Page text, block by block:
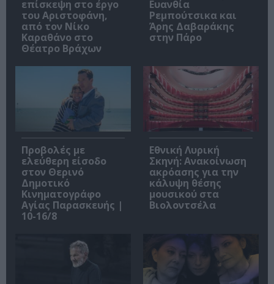
επίσκεψη στο έργο
του Αριστοφάνη,
από τον Νίκο
Καραθάνο στο
Θέατρο Βράχων
Ευανθία
Ρεμπούτσικα και
Άρης Δαβαράκης
στην Πάρο
Προβολές με
ελεύθερη είσοδο
στον Θερινό
Δημοτικό
Κινηματογράφο
Αγίας Παρασκευής |
10-16/8
Εθνική Λυρική
Σκηνή: Ανακοίνωση
ακρόασης για την
κάλυψη θέσης
μουσικού στα
Βιολοντσέλα